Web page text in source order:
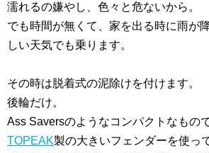
濡れるの嫌やし、色々と危ないから。
でも時間が無くて、家を出る時に雨が
しい天気でも乗ります。
その時は脱着式の泥除けを付けます。
後輪だけ。
Ass Saversのようなコンパクトなもの
TOPEAK製の大きいフェンダーを使っ